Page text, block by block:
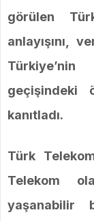
görülen
anlayışını,
geçişindeki
kanıtladı.
Türk
Telekom
yaşanabilir